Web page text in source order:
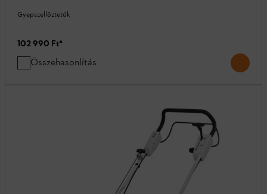
Gyepszellőztetők
102 990 Ft*
Összehasonlítás